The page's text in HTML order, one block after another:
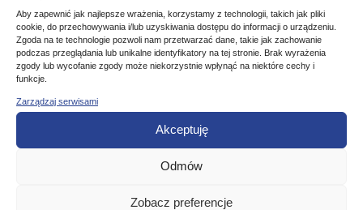
Aby zapewnić jak najlepsze wrażenia, korzystamy z technologii, takich jak pliki
cookie, do przechowywania i/lub uzyskiwania dostępu do informacji o urządzeniu.
Zgoda na te technologie pozwoli nam przetwarzać dane, takie jak zachowanie
podczas przeglądania lub unikalne identyfikatory na tej stronie. Brak wyrażenia
zgody lub wycofanie zgody może niekorzystnie wpłynąć na niektóre cechy i
funkcje.
Zarządzaj serwisami
Akceptuję
Odmów
Zobacz preferencje
Podobne produkty
Poznaj podobne produkty, które mogą Ci się spodobać